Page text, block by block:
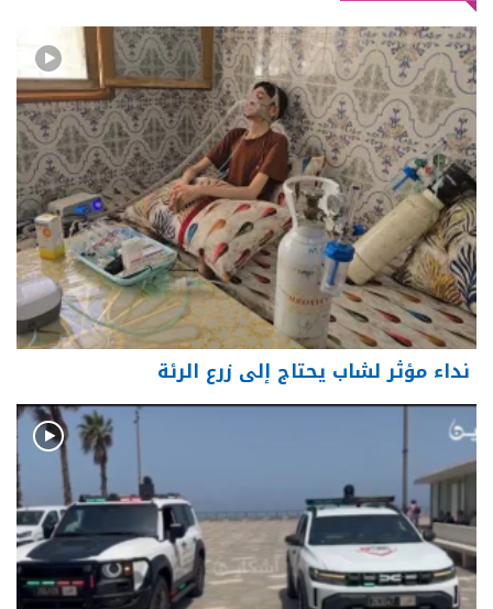
نداء مؤثر لشاب يحتاج إلى زرع الرئة